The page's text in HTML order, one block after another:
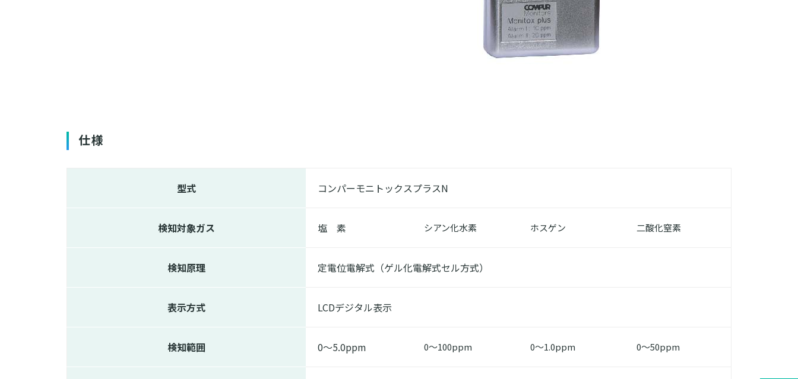
仕様
型式 コンパーモニトックスプラスN
検知対象ガス 塩 素 シアン化水素 ホスゲン 二酸化窒素
検知原理 定電位電解式（ゲル化電解式セル方式）
表示方式 LCDデジタル表示
検知範囲 0～5.0ppm 0～100ppm 0～1.0ppm 0～50ppm